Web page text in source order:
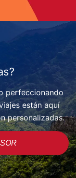
perfeccionando
están aquí
personalizadas.